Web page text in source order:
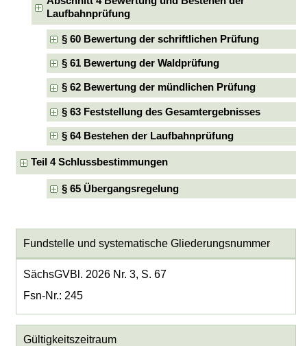
Laufbahnprüfung
§ 60 Bewertung der schriftlichen Prüfung
§ 61 Bewertung der Waldprüfung
§ 62 Bewertung der mündlichen Prüfung
§ 63 Feststellung des Gesamtergebnisses
§ 64 Bestehen der Laufbahnprüfung
Teil 4 Schlussbestimmungen
§ 65 Übergangsregelung
Fundstelle und systematische Gliederungsnummer
SächsGVBl. 2026 Nr. 3, S. 67
Fsn-Nr.: 245
Gültigkeitszeitraum